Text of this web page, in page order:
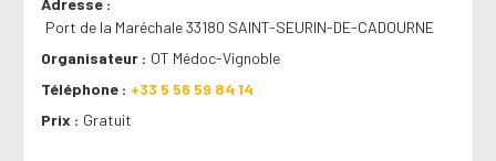
Adresse
Port de la Maréchale 33180 SAINT-SEURIN-DE-CADOURNE
Organisateur
OT Médoc-Vignoble
Téléphone
+33 5 56 59 84 14
Prix
Gratuit